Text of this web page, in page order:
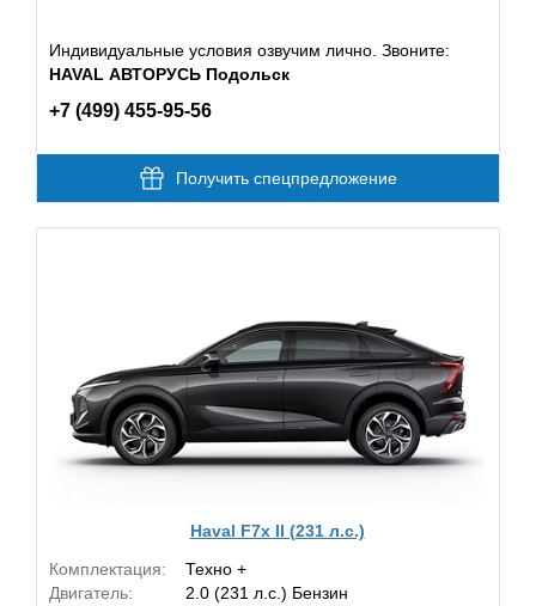
Индивидуальные условия озвучим лично. Звоните:
HAVAL АВТОРУСЬ Подольск
+7 (499) 455-95-56
Получить спецпредложение
Haval F7x II (231 л.с.)
Комплектация:
Техно +
Двигатель:
2.0 (231 л.с.) Бензин